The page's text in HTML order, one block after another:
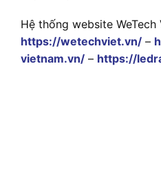
Hệ thống website WeTech
https://wetechviet.vn/ –
vietnam.vn/ – https://